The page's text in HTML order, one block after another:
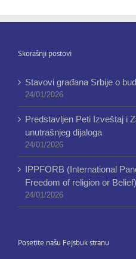
Skorašnji postovi
Stavovi građana Srbije o
24/01/2026
Predstavljen Peti Izveštaj i
unutrašnjeg dijaloga
24/01/2026
IPPFORB (International
Freedom of religion or Belief)
24/01/2026
Posetite našu Fejsbuk stranu